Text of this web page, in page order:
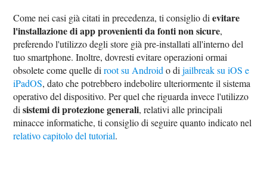
Come nei casi già citati in precedenza, ti consiglio dievitare
l'installazione di app provenienti da fonti non sicure,
preferendo l'utilizzo degli store già pre-installati all'interno del
tuo smartphone. Inoltre, dovresti evitare operazioni ormai
obsolete come quelle diroot su Android o dijailbreak su iOS e
iPadOS, dato che potrebbero indebolire ulteriormente il sistema
operativo del dispositivo. Per quel che riguarda invece l'utilizzo
disistemi di protezione generali, relativi alle principali
minacce informatiche, ti consiglio di seguire quanto indicato nel
relativo capitolo del tutorial.